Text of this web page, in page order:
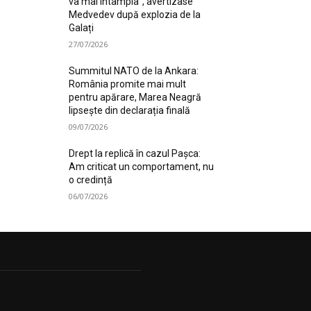
Medvedev după explozia de la
Galați
27/07/2026
Summitul NATO de la Ankara:
România promite mai mult
pentru apărare, Marea Neagră
lipsește din declarația finală
09/07/2026
Drept la replică în cazul Pașca:
Am criticat un comportament, nu
o credință
06/07/2026